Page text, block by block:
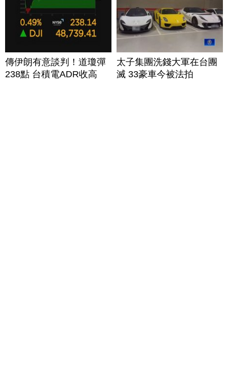
傳伊朗有意談判！道瓊彈
238點 台積電ADR收高
太子集團洗錢大軍在台團
滅 33豪車今被法拍